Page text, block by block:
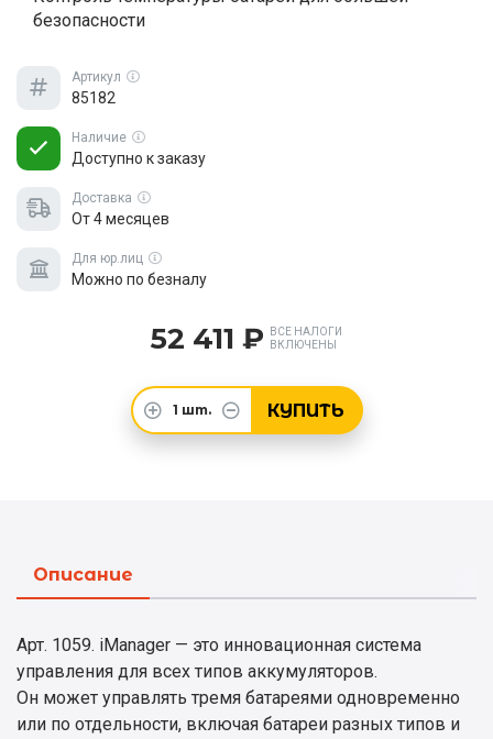
безопасности
Артикул
85182
Наличие
Доступно к заказу
Доставка
От 4 месяцев
Для юр.лиц
Можно по безналу
52 411 ₽
ВСЕ НАЛОГИ
ВКЛЮЧЕНЫ
1 шт. КУПИТЬ
Описание
Арт. 1059. iManager — это инновационная система
управления для всех типов аккумуляторов.
Он может управлять тремя батареями одновременно
или по отдельности, включая батареи разных типов и